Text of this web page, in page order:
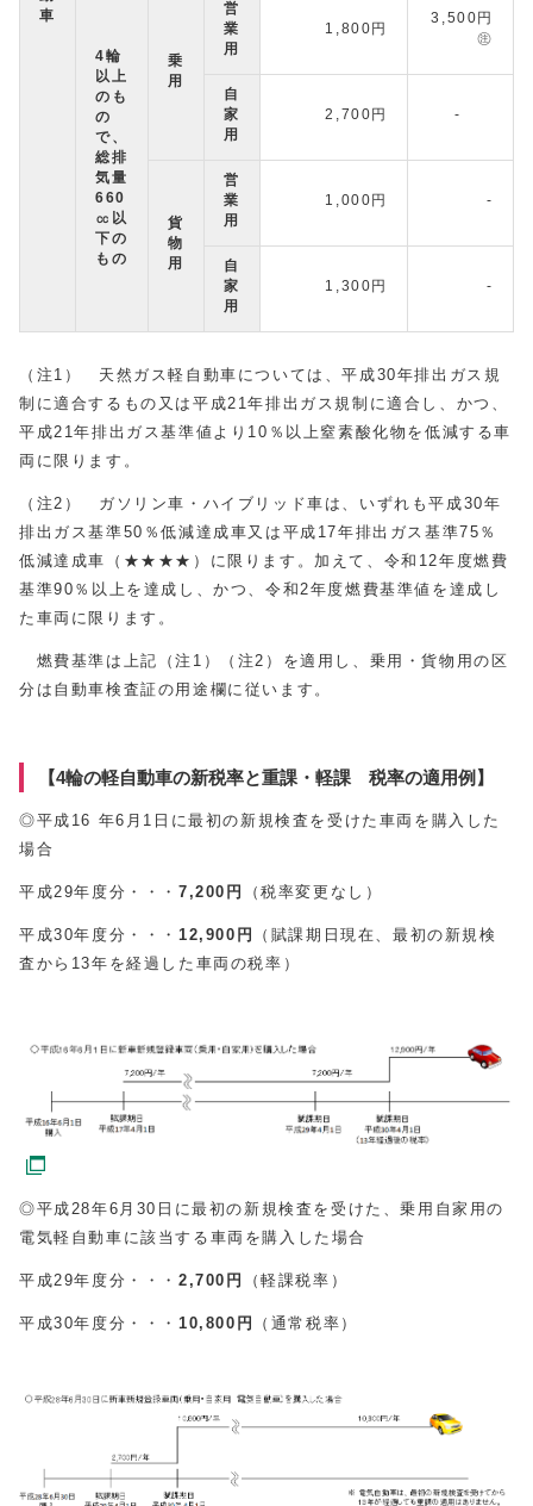
車
4輪
以上
のも
の
で、
総排
気量
660
㏄以
下の
もの
乗
用
営
業
用
1,800円
3,500円
㊟
自
家
用
2,700円 -
貨
物
用
営
業
用
1,000円 -
自
家
用
1,300円 -
（注1） 天然ガス軽自動車については、平成30年排出ガス規
制に適合するもの又は平成21年排出ガス規制に適合し、かつ、
平成21年排出ガス基準値より10％以上窒素酸化物を低減する車
両に限ります。
（注2） ガソリン車・ハイブリッド車は、いずれも平成30年
排出ガス基準50％低減達成車又は平成17年排出ガス基準75％
低減達成車（★★★★）に限ります。加えて、令和12年度燃費
基準90％以上を達成し、かつ、令和2年度燃費基準値を達成し
た車両に限ります。
燃費基準は上記（注1）（注2）を適用し、乗用・貨物用の区
分は自動車検査証の用途欄に従います。
【4輪の軽自動車の新税率と重課・軽課 税率の適用例】
◎平成16 年6月1日に最初の新規検査を受けた車両を購入した
場合
平成29年度分・・・ 7,200円 （税率変更なし）
平成30年度分・・・ 12,900円
（賦課期日現在、最初の新規検
査から13年を経過した車両の税率）
◎平成28年6月30日に最初の新規検査を受けた、乗用自家用の
電気軽自動車に該当する車両を購入した場合
平成29年度分・・・ 2,700 円 （軽課税率）
平成30年度分・・・ 10,800円 （通常税率）